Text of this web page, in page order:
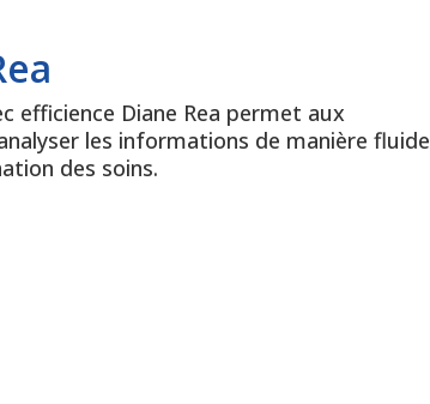
efficience Diane Rea permet aux
les informations de manière fluide
des soins.